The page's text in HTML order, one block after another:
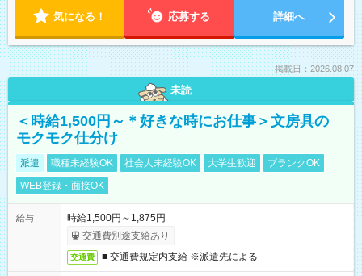
気になる！ 応募する 詳細へ
掲載日：2026.08.07
未読
＜時給1,500円～＊好きな時にお仕事＞文房具の
モクモク仕分け
派遣 職種未経験OK 社会人未経験OK 大学生歓迎
ブランクOK
WEB登録・面接OK
給与
時給1,500円～1,875円
交通費別途支給あり
交通費 ■ 交通費規定内支給 ※派遣先による